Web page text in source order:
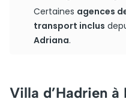
Certaines agences
transport inclus
Adriana.
Villa d’Hadrien